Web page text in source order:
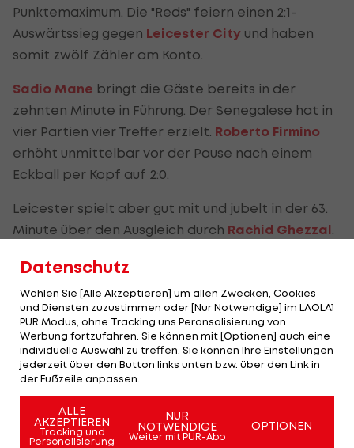
Punktemaximum. Die "Reds" feiern einen 2:1-
Auswärtssieg gegen Leicester City und haben
somit zwölf Zähler am Konto.
Sadio Mane bringt die Gäste bereits in der
zehnten Minute in Führung. Der Senegalese hat in
vier Partien vier Treffer erzielt. Roberto Firmino
erhöht unmittelbar vor der Pause nach einem
Eckball per Kopf auf 2:0.
Leicester spielt aber gut mit und jubelt in der 63.
Minute über den Ausgleich durch Rachid Ghezzal
Not ein Dribbling gegen Kelechi Iheanacho wagt
und sich den Ball abluchsen lässt.
Liverpool bringt den knappen Vorsprung letztlich
über die Zeit und feiert den besten Premier-
League-Start der Vereinsgeschichte.
Datenschutz
Wählen Sie [Alle Akzeptieren] um allen Zwecken, Cookies
und Diensten zuzustimmen oder [Nur Notwendige] im LAOLA1
PUR Modus, ohne Tracking uns Peronsalisierung von
Werbung fortzufahren. Sie können mit [Optionen] auch eine
individuelle Auswahl zu treffen. Sie können Ihre Einstellungen
jederzeit über den Button links unten bzw. über den Link in
der Fußzeile anpassen.
ALLE
AKZEPTIEREN
Tracking und
Personalisierung
NUR
NOTWENDIGE
Weiter mit PUR-Abo
OPTIONEN